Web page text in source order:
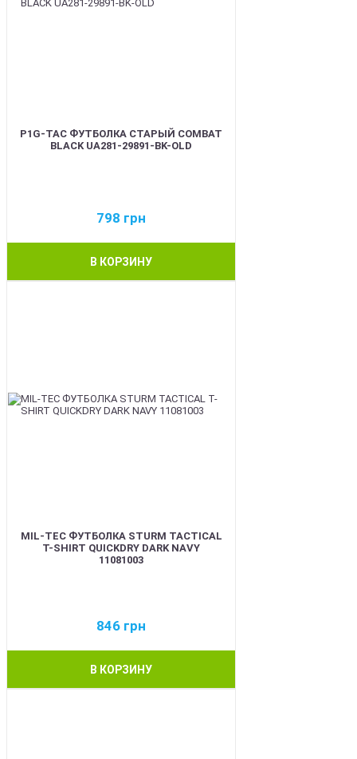
P1G-TAC ФУТБОЛКА СТАРЫЙ COMBAT
BLACK UA281-29891-BK-OLD
798 грн
В КОРЗИНУ
MIL-TEC ФУТБОЛКА STURM TACTICAL
T-SHIRT QUICKDRY DARK NAVY
11081003
846 грн
В КОРЗИНУ